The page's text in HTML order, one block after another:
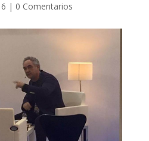
| 0 Comentarios